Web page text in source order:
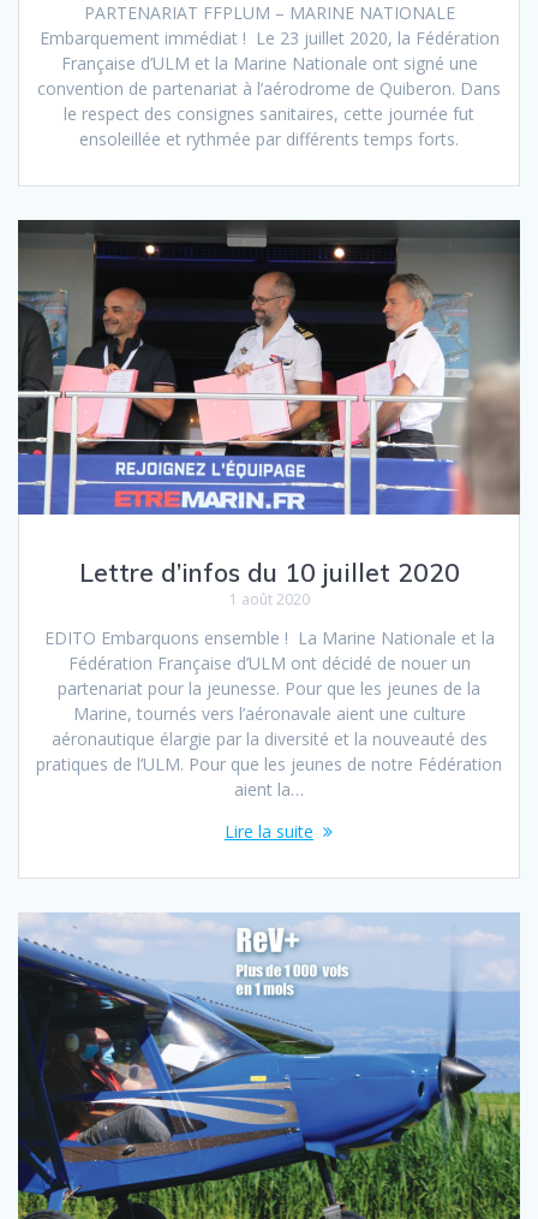
PARTENARIAT FFPLUM – MARINE NATIONALE
Embarquement immédiat ! Le 23 juillet 2020, la Fédération
Française d’ULM et la Marine Nationale ont signé une
convention de partenariat à l’aérodrome de Quiberon. Dans
le respect des consignes sanitaires, cette journée fut
ensoleillée et rythmée par différents temps forts.
Lettre d’infos du 10 juillet 2020
1 août 2020
EDITO Embarquons ensemble ! La Marine Nationale et la
Fédération Française d’ULM ont décidé de nouer un
partenariat pour la jeunesse. Pour que les jeunes de la
Marine, tournés vers l’aéronavale aient une culture
aéronautique élargie par la diversité et la nouveauté des
pratiques de l’ULM. Pour que les jeunes de notre Fédération
aient la…
Lire la suite